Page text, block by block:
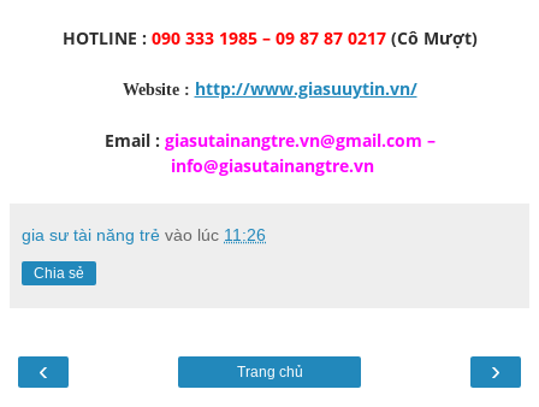
HOTLINE : 090 333 1985 – 09 87 87 0217 (Cô Mượt)
Website : http://www.giasuuytin.vn/
Email : giasutainangtre.vn@gmail.com –
info@giasutainangtre.vn
gia sư tài năng trẻ vào lúc 11:26
Chia sẻ
‹ ›
Trang chủ